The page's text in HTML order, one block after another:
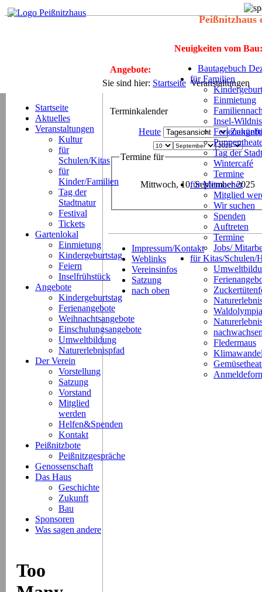
Peißnitzhaus
Neuigkeiten vom Bau:
Bautagebuch
für Familien
Einmietung
Insel-
Tag der
Wintercafé
Termine
für Mitmacher
Mitglied
Wir suchen
Spenden
Auftreten
Termine
Jobs/
für Kitas/Schulen/
Fledermaus
Angebote:
Sie sind hier: Startseite Veranstaltungen
Startseite
Aktuelles
Veranstaltungen
Kultur
für
Schulen/Kitas
für
Kinder/Familien
Tag der
Stadtnatur
Festival
Tickets
Gartenlokal
Einmietung
Kindergeburtstag
Feiern
Inselfrühstück
Angebote
Kindergeburtstag
Ferienangebote
Weihnachtsangebote
Einschulungsangebote
Umweltbildung
Naturerlebnispfad
Der Verein
Vorstellung
Satzung
Vorstand
Mitglied
werden
Helfen&Spenden
Kontakt
Peißnitzbote
Peißnitzgespräche
Genossenschaft
Das Haus
Geschichte
Zukunft
Bau
Sponsoren
Was sagen andere
Terminkalender
Heute
Termine für
Mittwoch, 10. September 2025
Impressum/Kontakt
Weblinks
Vereinsinfos
Satzung
nach oben